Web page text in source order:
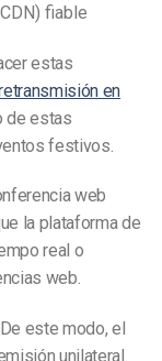
fiable
estas
en
de estas
festivos.
web
la plataforma de
real o
web.
este modo, el
unilateral.